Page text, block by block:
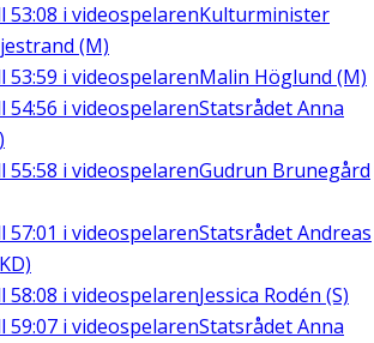
53:08 i videospelarenKulturminister
(M)
53:59 i videospelarenMalin Höglund (M)
54:56 i videospelarenStatsrådet Anna
55:58 i videospelarenGudrun Brunegård
57:01 i videospelarenStatsrådet Andreas
58:08 i videospelarenJessica Rodén (S)
59:07 i videospelarenStatsrådet Anna